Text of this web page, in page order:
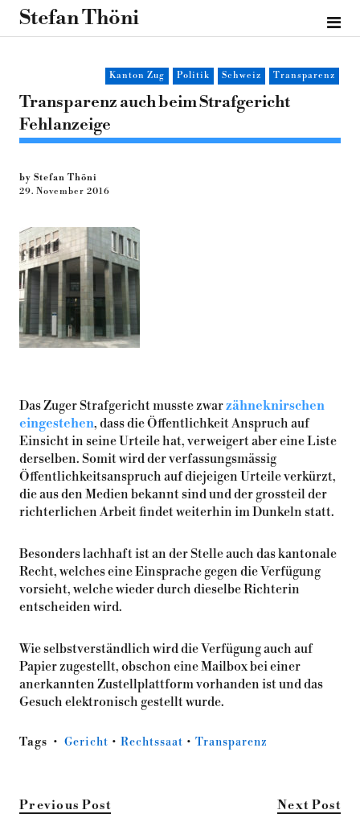
Stefan Thöni
Kanton Zug Politik Schweiz Transparenz
Transparenz auch beim Strafgericht
Fehlanzeige
by Stefan Thöni
29. November 2016
Das Zuger Strafgericht musste zwarzähneknirschen
eingestehen, dass die Öffentlichkeit Anspruch auf
Einsicht in seine Urteile hat, verweigert aber eine Liste
derselben. Somit wird der verfassungsmässig
Öffentlichkeitsanspruch auf diejeigen Urteile verkürzt,
die aus den Medien bekannt sind und der grossteil der
richterlichen Arbeit findet weiterhin im Dunkeln statt.
Besonders lachhaft ist an der Stelle auch das kantonale
Recht, welches eine Einsprache gegen die Verfügung
vorsieht, welche wieder durch dieselbe Richterin
entscheiden wird.
Wie selbstverständlich wird die Verfügung auch auf
Papier zugestellt, obschon eine Mailbox bei einer
anerkannten Zustellplattform vorhanden ist und das
Gesuch elektronisch gestellt wurde.
Tags Gericht • Rechtssaat • Transparenz
Previous Post Next Post